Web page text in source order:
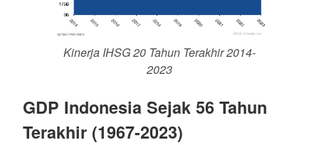
Kinerja IHSG 20 Tahun Terakhir 2014-
2023
GDP Indonesia Sejak 56 Tahun
Terakhir (1967-2023)